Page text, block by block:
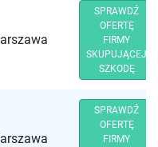
SPRAWDŹ
OFERTĘ
FIRMY
SKUPUJĄCEJ
SZKODĘ
SPRAWDŹ
OFERTĘ
FIRMY